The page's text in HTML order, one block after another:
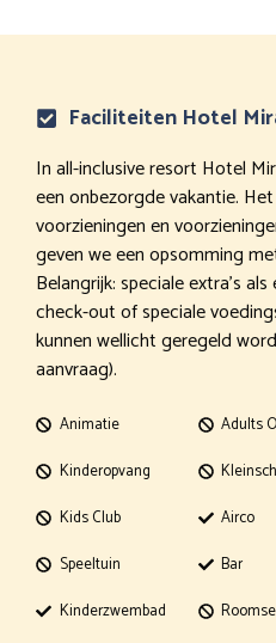
Faciliteiten Hotel
In all-inclusive resort Hotel
een onbezorgde vakantie.
voorzieningen en
geven we een opsomming
Belangrijk: speciale extra’s
check-out of speciale
kunnen wellicht geregeld
aanvraag).
Animatie
Kinderopvang
Kids Club
Speeltuin
Kinderzwembad
Adults
Airco
Bar